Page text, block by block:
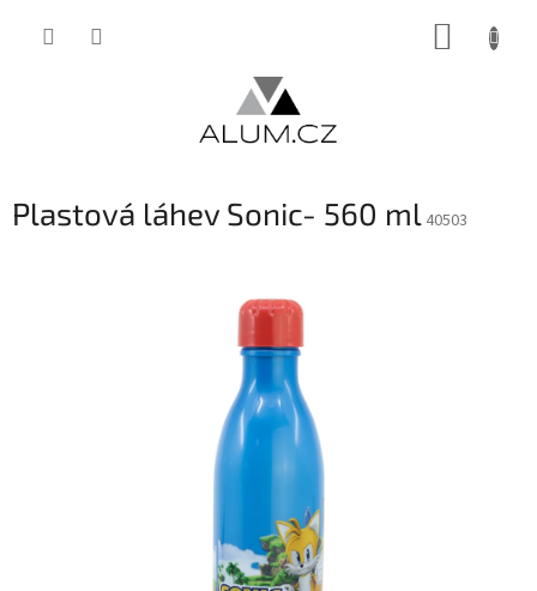
Plastová láhev Sonic- 560 ml 40503